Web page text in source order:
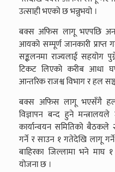
उत्साही भएको छ भन्नुभयो ।
बक्स अफिस लागू भएपछि
आयको सम्पूर्ण जानकारी प्राप्त
सङ्कलनमा राज्यलाई सहयोग
टिकट लिएको करीब आधा
आन्तरिक राजश्व विभाग र हल
बक्स अफिस लागू भएसँगै
विज्ञापन बन्द हुने
कार्यान्वयन समितिको
गर्ने र साउन १ गतेदेखि लागू
बाहिरका जिल्लामा भने माघ
योजना छ ।